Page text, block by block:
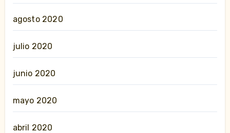
agosto 2020
julio 2020
junio 2020
mayo 2020
abril 2020